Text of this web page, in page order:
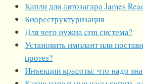
Капли для автозагара James
Биореструктуризация
Для чего нужна crm система?
Установить имплант или
протез?
Инъекции красоты: что надо